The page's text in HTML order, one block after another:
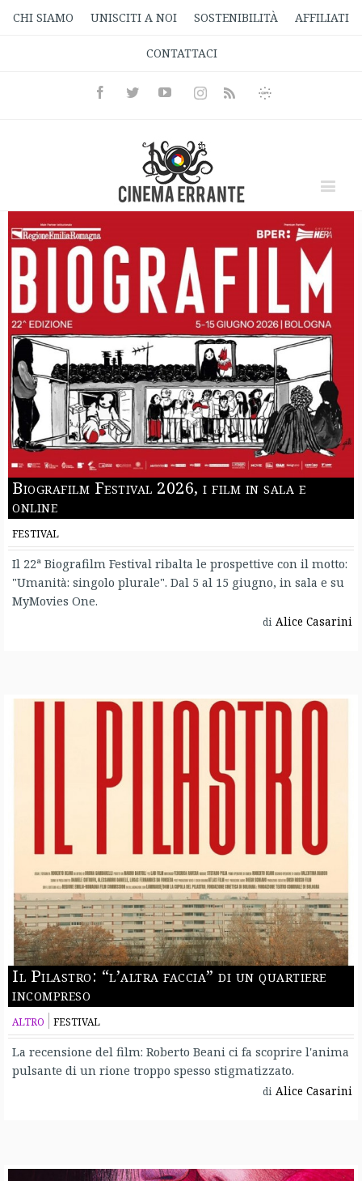
CHI SIAMO UNISCITI A NOI SOSTENIBILITÀ AFFILIATI
CONTATTACI
FacebookTwitterYoutubeInstagramRss
Informativa
Biografilm Festival 2026, i film in sala e
online
FESTIVAL
Il 22ª Biografilm Festival ribalta le prospettive con il motto:
"Umanità: singolo plurale". Dal 5 al 15 giugno, in sala e su
MyMovies One.
di Alice Casarini
Il Pilastro: “l’altra faccia” di un quartiere
incompreso
ALTRO FESTIVAL
La recensione del film: Roberto Beani ci fa scoprire l'anima
pulsante di un rione troppo spesso stigmatizzato.
di Alice Casarini